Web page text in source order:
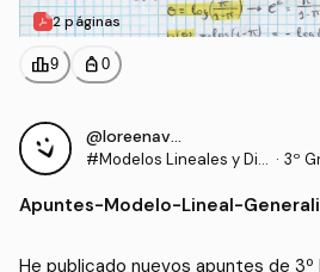
2 páginas
leaderboard9 personal_bag 0
@loreenavillalba
#Modelos Lineales y Dis
· 3º
Apuntes-Modelo-Lineal-
He publicado nuevos apuntes de 3º